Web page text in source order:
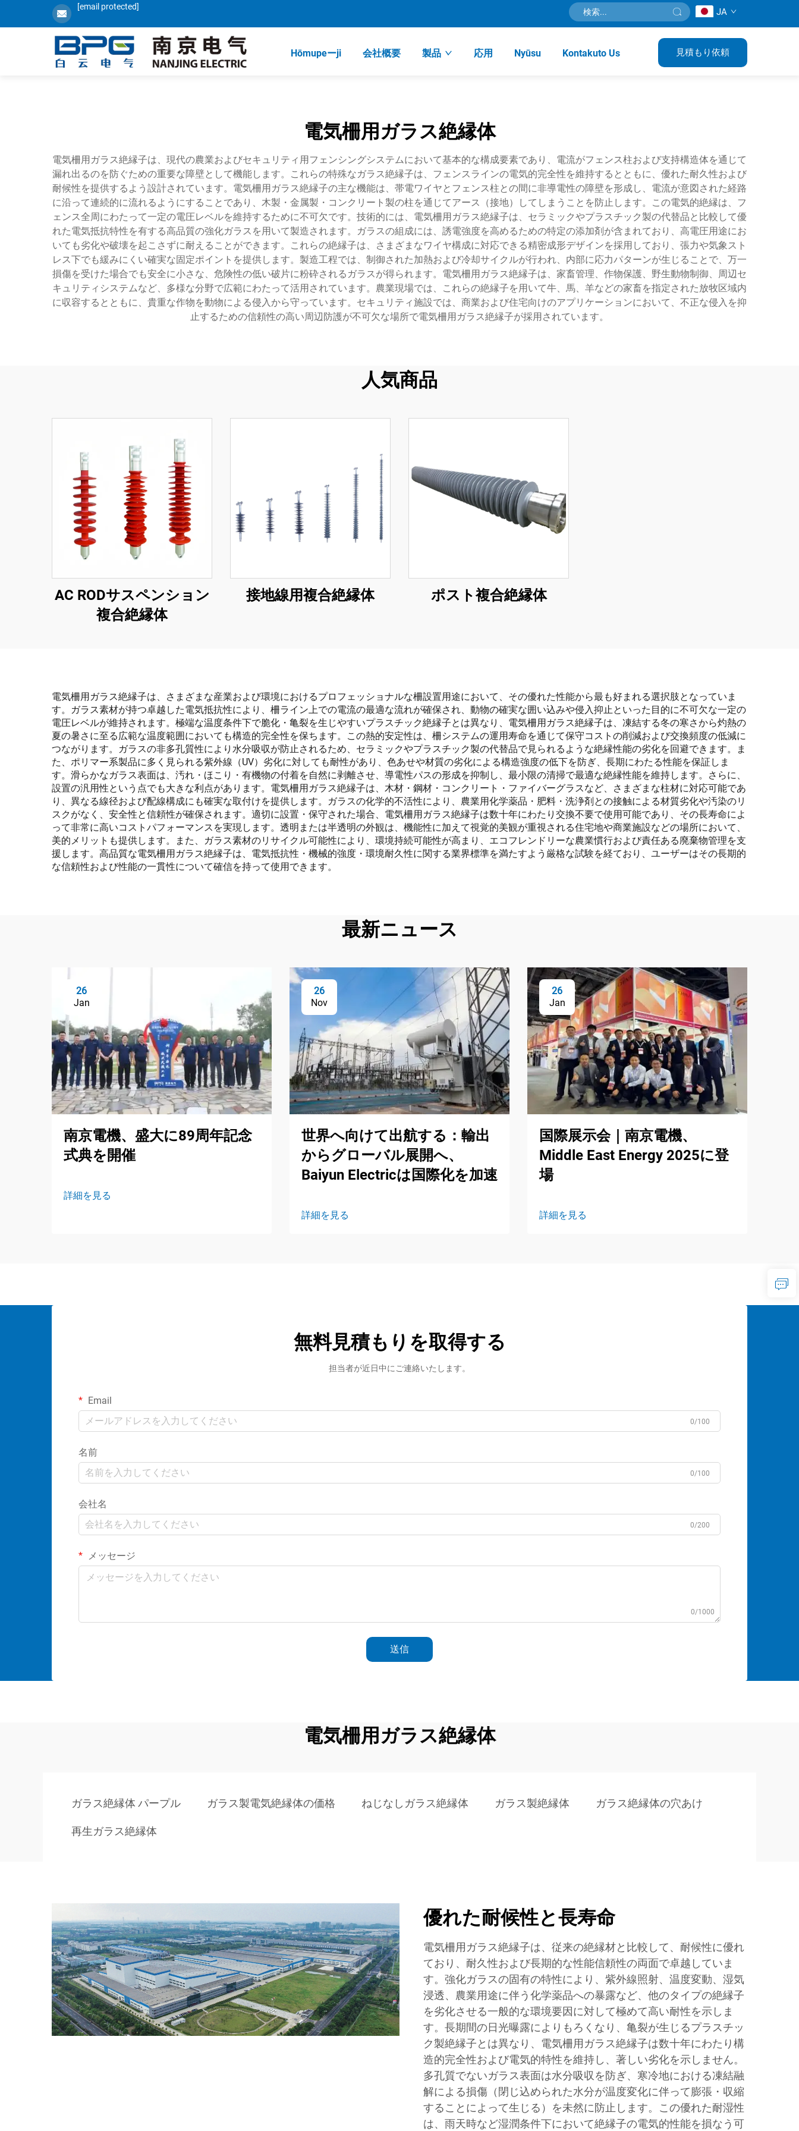
[email protected] JA
Hōmupeーji 会社概要 製品 応用 Nyūsu Kontakuto Us 見積もり依頼
電気柵用ガラス絶縁体
電気柵用ガラス絶縁子は、現代の農業およびセキュリティ用フェンシングシステムにおいて基本的な構成要素であり、電流がフェンス柱および支持構造体を通じて
漏れ出るのを防ぐための重要な障壁として機能します。これらの特殊なガラス絶縁子は、フェンスラインの電気的完全性を維持するとともに、優れた耐久性および
耐候性を提供するよう設計されています。電気柵用ガラス絶縁子の主な機能は、帯電ワイヤとフェンス柱との間に非導電性の障壁を形成し、電流が意図された経路
に沿って連続的に流れるようにすることであり、木製・金属製・コンクリート製の柱を通じてアース（接地）してしまうことを防止します。この電気的絶縁は、フ
ェンス全周にわたって一定の電圧レベルを維持するために不可欠です。技術的には、電気柵用ガラス絶縁子は、セラミックやプラスチック製の代替品と比較して優
れた電気抵抗特性を有する高品質の強化ガラスを用いて製造されます。ガラスの組成には、誘電強度を高めるための特定の添加剤が含まれており、高電圧用途にお
いても劣化や破壊を起こさずに耐えることができます。これらの絶縁子は、さまざまなワイヤ構成に対応できる精密成形デザインを採用しており、張力や気象スト
レス下でも緩みにくい確実な固定ポイントを提供します。製造工程では、制御された加熱および冷却サイクルが行われ、内部に応力パターンが生じることで、万一
損傷を受けた場合でも安全に小さな、危険性の低い破片に粉砕されるガラスが得られます。電気柵用ガラス絶縁子は、家畜管理、作物保護、野生動物制御、周辺セ
キュリティシステムなど、多様な分野で広範にわたって活用されています。農業現場では、これらの絶縁子を用いて牛、馬、羊などの家畜を指定された放牧区域内
に収容するとともに、貴重な作物を動物による侵入から守っています。セキュリティ施設では、商業および住宅向けのアプリケーションにおいて、不正な侵入を抑
止するための信頼性の高い周辺防護が不可欠な場所で電気柵用ガラス絶縁子が採用されています。
人気商品
AC RODサスペンション
複合絶縁体
接地線用複合絶縁体 ポスト複合絶縁体
電気柵用ガラス絶縁子は、さまざまな産業および環境におけるプロフェッショナルな柵設置用途において、その優れた性能から最も好まれる選択肢となっていま
す。ガラス素材が持つ卓越した電気抵抗性により、柵ライン上での電流の最適な流れが確保され、動物の確実な囲い込みや侵入抑止といった目的に不可欠な一定の
電圧レベルが維持されます。極端な温度条件下で脆化・亀裂を生じやすいプラスチック絶縁子とは異なり、電気柵用ガラス絶縁子は、凍結する冬の寒さから灼熱の
夏の暑さに至る広範な温度範囲においても構造的完全性を保ちます。この熱的安定性は、柵システムの運用寿命を通じて保守コストの削減および交換頻度の低減に
つながります。ガラスの非多孔質性により水分吸収が防止されるため、セラミックやプラスチック製の代替品で見られるような絶縁性能の劣化を回避できます。ま
た、ポリマー系製品に多く見られる紫外線（UV）劣化に対しても耐性があり、色あせや材質の劣化による構造強度の低下を防ぎ、長期にわたる性能を保証しま
す。滑らかなガラス表面は、汚れ・ほこり・有機物の付着を自然に剥離させ、導電性パスの形成を抑制し、最小限の清掃で最適な絶縁性能を維持します。さらに、
設置の汎用性という点でも大きな利点があります。電気柵用ガラス絶縁子は、木材・鋼材・コンクリート・ファイバーグラスなど、さまざまな柱材に対応可能であ
り、異なる線径および配線構成にも確実な取付けを提供します。ガラスの化学的不活性により、農業用化学薬品・肥料・洗浄剤との接触による材質劣化や汚染のリ
スクがなく、安全性と信頼性が確保されます。適切に設置・保守された場合、電気柵用ガラス絶縁子は数十年にわたり交換不要で使用可能であり、その長寿命によ
って非常に高いコストパフォーマンスを実現します。透明または半透明の外観は、機能性に加えて視覚的美観が重視される住宅地や商業施設などの場所において、
美的メリットも提供します。また、ガラス素材のリサイクル可能性により、環境持続可能性が高まり、エコフレンドリーな農業慣行および責任ある廃棄物管理を支
援します。高品質な電気柵用ガラス絶縁子は、電気抵抗性・機械的強度・環境耐久性に関する業界標準を満たすよう厳格な試験を経ており、ユーザーはその長期的
な信頼性および性能の一貫性について確信を持って使用できます。
最新ニュース
26
Jan
南京電機、盛大に89周年記念
式典を開催
詳細を見る
26
Nov
世界へ向けて出航する：輸出
からグローバル展開へ、
Baiyun Electricは国際化を加速
詳細を見る
26
Jan
国際展示会｜南京電機、
Middle East Energy 2025に登
場
詳細を見る
無料見積もりを取得する
担当者が近日中にご連絡いたします。
Email
0/100
名前
0/100
会社名
0/200
メッセージ
0/1000
送信
電気柵用ガラス絶縁体
ガラス絶縁体 パープル ガラス製電気絶縁体の価格 ねじなしガラス絶縁体 ガラス製絶縁体 ガラス絶縁体の穴あけ
再生ガラス絶縁体
優れた耐候性と長寿命
電気柵用ガラス絶縁子は、従来の絶縁材と比較して、耐候性に優れ
ており、耐久性および長期的な性能信頼性の両面で卓越していま
す。強化ガラスの固有の特性により、紫外線照射、温度変動、湿気
浸透、農業用途に伴う化学薬品への暴露など、他のタイプの絶縁子
を劣化させる一般的な環境要因に対して極めて高い耐性を示しま
す。長期間の日光曝露によりもろくなり、亀裂が生じるプラスチッ
ク製絶縁子とは異なり、電気柵用ガラス絶縁子は数十年にわたり構
造的完全性および電気的特性を維持し、著しい劣化を示しません。
多孔質でないガラス表面は水分吸収を防ぎ、寒冷地における凍結融
解による損傷（閉じ込められた水分が温度変化に伴って膨張・収縮
することによって生じる）を未然に防止します。この優れた耐湿性
は、雨天時など湿潤条件下において絶縁子の電気的性能を損なう可